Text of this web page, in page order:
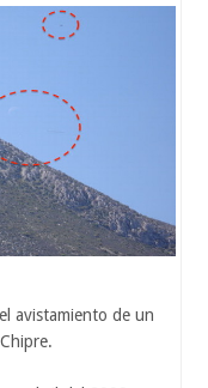
avistamiento de un